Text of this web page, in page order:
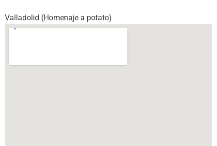
Valladolid (Homenaje a potato)